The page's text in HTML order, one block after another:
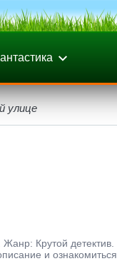
улице
Крутой детектив.
и ознакомиться